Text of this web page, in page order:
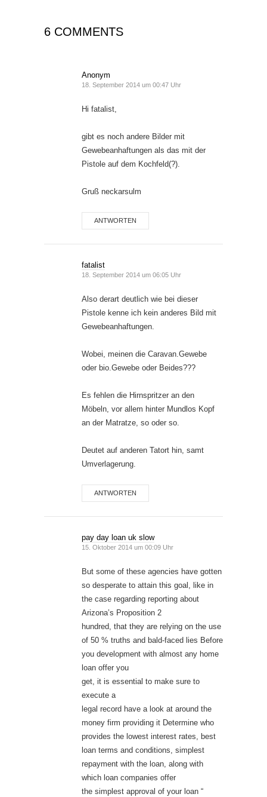
6 COMMENTS
Anonym
18. September 2014 um 00:47 Uhr
Hi fatalist,
gibt es noch andere Bilder mit
Gewebeanhaftungen als das mit der
Pistole auf dem Kochfeld(?).
Gruß neckarsulm
ANTWORTEN
fatalist
18. September 2014 um 06:05 Uhr
Also derart deutlich wie bei dieser
Pistole kenne ich kein anderes Bild mit
Gewebeanhaftungen.
Wobei, meinen die Caravan.Gewebe
oder bio.Gewebe oder Beides???
Es fehlen die Hirnspritzer an den
Möbeln, vor allem hinter Mundlos Kopf
an der Matratze, so oder so.
Deutet auf anderen Tatort hin, samt
Umverlagerung.
ANTWORTEN
pay day loan uk slow
15. Oktober 2014 um 00:09 Uhr
But some of these agencies have gotten
so desperate to attain this goal, like in
the case regarding reporting about
Arizona’s Proposition 2
hundred, that they are relying on the use
of 50 % truths and bald-faced lies Before
you development with almost any home
loan offer you
get, it is essential to make sure to
execute a
legal record have a look at around the
money firm providing it Determine who
provides the lowest interest rates, best
loan terms and conditions, simplest
repayment with the loan, along with
which loan companies offer
the simplest approval of your loan “